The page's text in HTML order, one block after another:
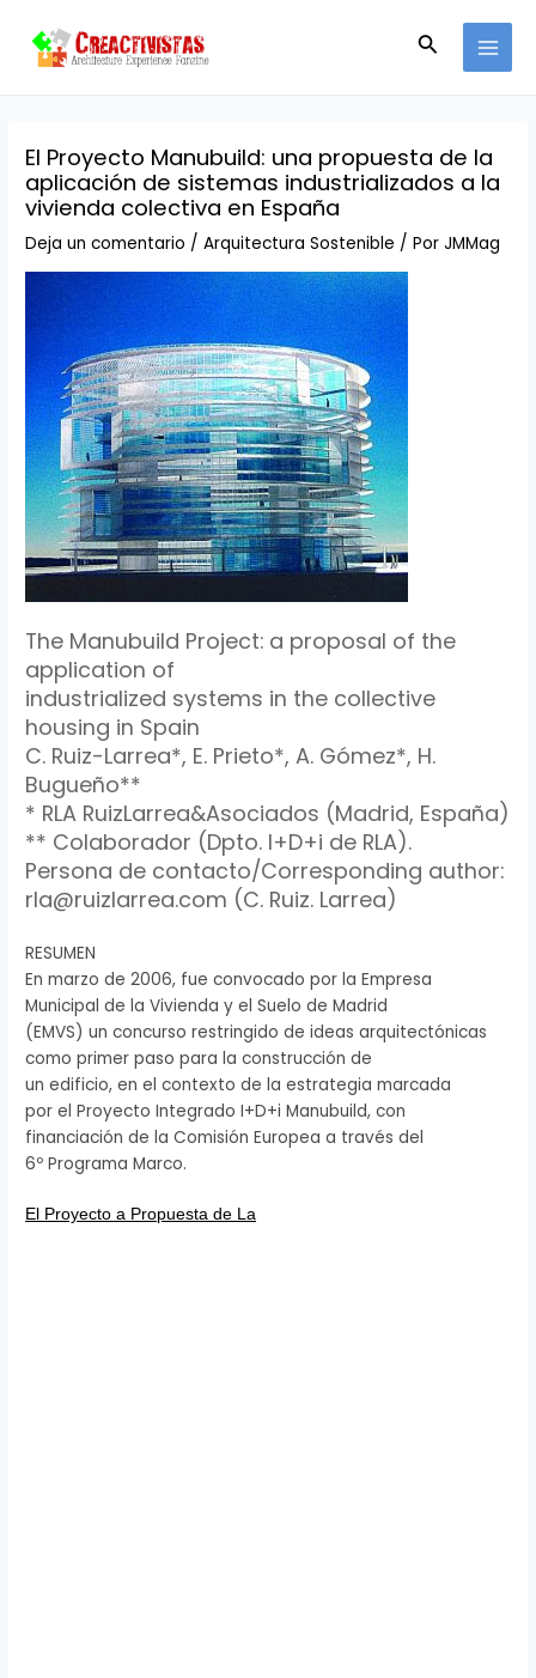
contenido
Buscar
El Proyecto Manubuild: una propuesta de la
aplicación de sistemas industrializados a la
vivienda colectiva en España
Deja un comentario /Arquitectura Sostenible / PorJMMag
The Manubuild Project: a proposal of the
application of
industrialized systems in the collective
housing in Spain
C. Ruiz-Larrea*, E. Prieto*, A. Gómez*, H.
Bugueño**
* RLA RuizLarrea&Asociados (Madrid, España)
** Colaborador (Dpto. I+D+i de RLA).
Persona de contacto/Corresponding author:
rla@ruizlarrea.com (C. Ruiz. Larrea)
RESUMEN
En marzo de 2006, fue convocado por la Empresa
Municipal de la Vivienda y el Suelo de Madrid
(EMVS) un concurso restringido de ideas arquitectónicas
como primer paso para la construcción de
un edificio, en el contexto de la estrategia marcada
por el Proyecto Integrado I+D+i Manubuild, con
financiación de la Comisión Europea a través del
6º Programa Marco.
El Proyecto a Propuesta de La
de
entradas